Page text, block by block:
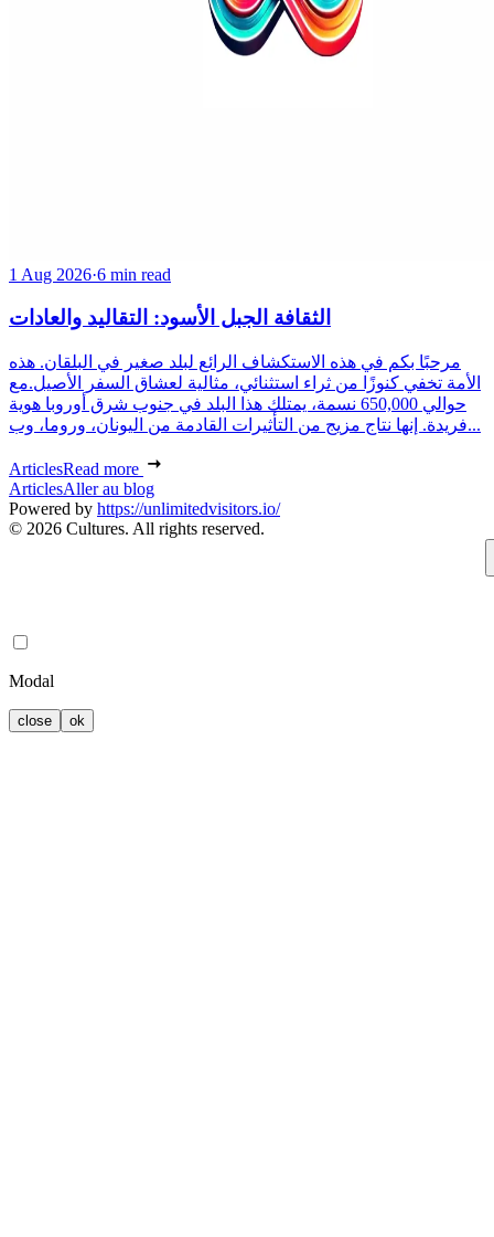
1 Aug 2026·6 min read
الثقافة الجبل الأسود: التقاليد والعادات
مرحبًا بكم في هذه الاستكشاف الرائع لبلد صغير في البلقان. هذه
الأمة تخفي كنوزًا من ثراء استثنائي، مثالية لعشاق السفر الأصيل.مع
حوالي 650,000 نسمة، يمتلك هذا البلد في جنوب شرق أوروبا هوية
فريدة. إنها نتاج مزيج من التأثيرات القادمة من اليونان، وروما، وب...
ArticlesRead more
ArticlesAller au blog
Powered by https://unlimitedvisitors.io/
© 2026 Cultures. All rights reserved.
Modal
close ok